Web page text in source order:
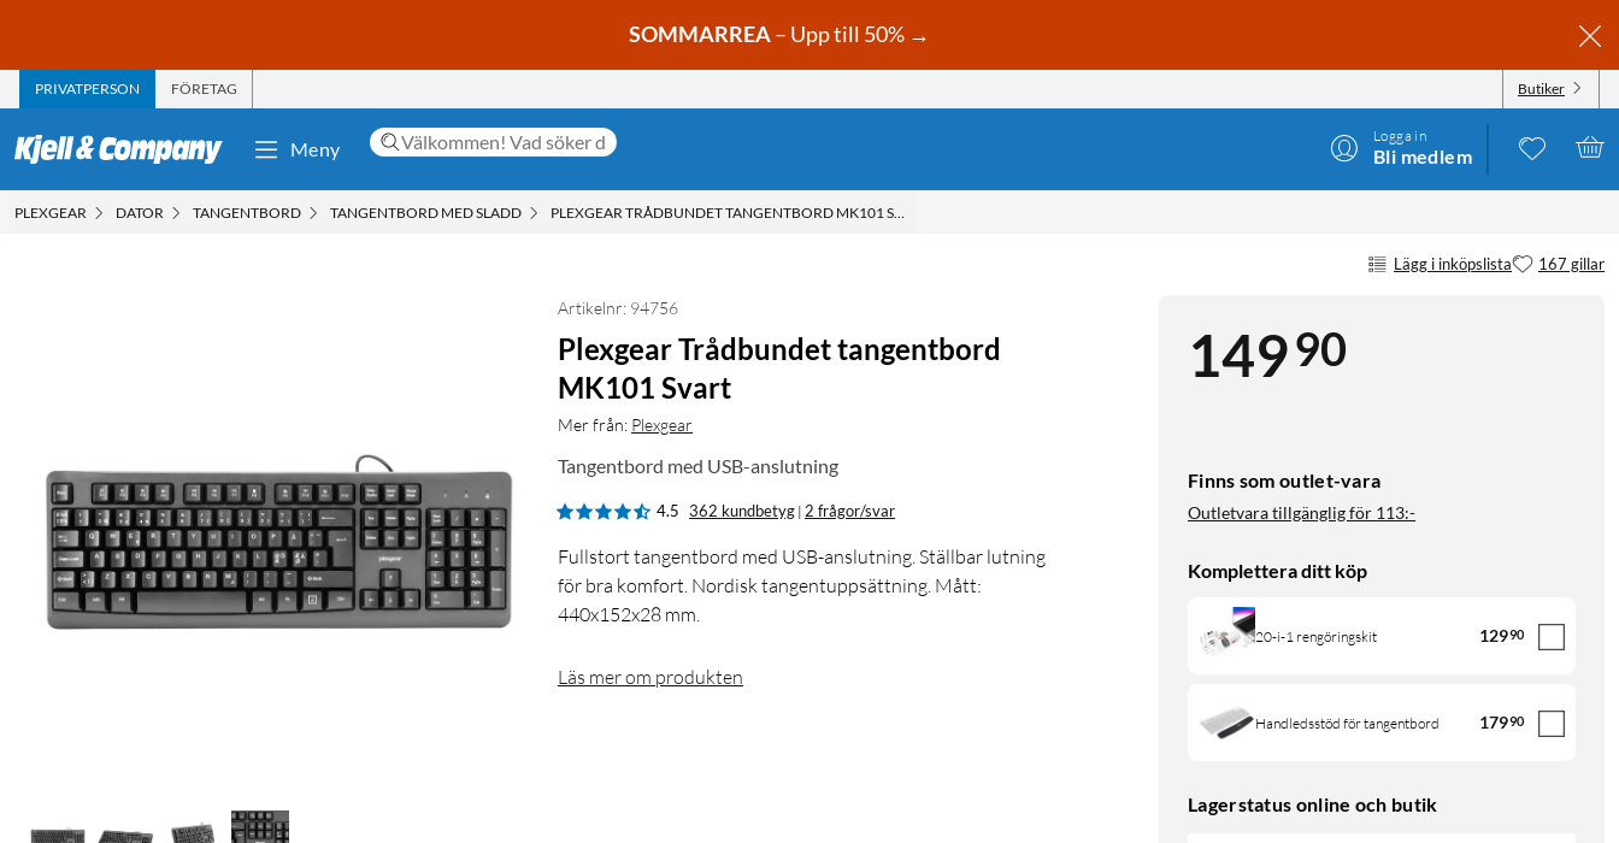
SOMMARREA– Upp till 50% →
PRIVATPERSON FÖRETAG Butiker
Meny
Logga in
Bli medlem
PLEXGEAR DATOR TANGENTBORD TANGENTBORD MED SLADD PLEXGEAR TRÅDBUNDET TANGENTBORD MK101 SVART
Lägg i inköpslista 167 gillar
14990
Finns som outlet-vara
Outletvara tillgänglig för 113:-
Komplettera ditt köp
20-i-1 rengöringskit 12990
Handledsstöd för tangentbord 17990
Lagerstatus online och butik
Artikelnr: 94756
Plexgear Trådbundet tangentbord
MK101 Svart
Mer från: Plexgear
Tangentbord med USB-anslutning
4.5 362 kundbetyg | 2 frågor/svar
Fullstort tangentbord med USB-anslutning. Ställbar lutning
för bra komfort. Nordisk tangentuppsättning. Mått:
440x152x28 mm.
Läs mer om produkten